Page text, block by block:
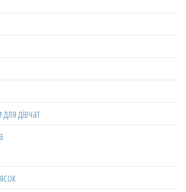
дівчат